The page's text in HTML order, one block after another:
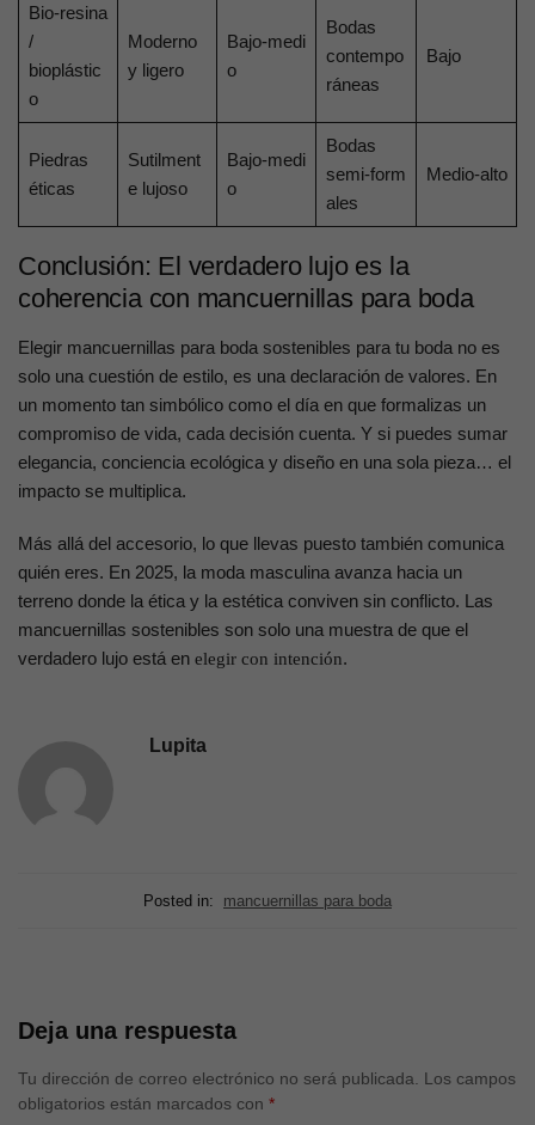
Bio‑resina
/
bioplástic
o
Moderno
y ligero
Bajo‑medi
o
Bodas
contempo
ráneas
Bajo
Piedras
éticas
Sutilment
e lujoso
Bajo‑medi
o
Bodas
semi‑form
ales
Medio‑alto
Conclusión: El verdadero lujo es la
coherencia con mancuernillas para boda
Elegir mancuernillas para boda sostenibles para tu boda no es
solo una cuestión de estilo, es una declaración de valores. En
un momento tan simbólico como el día en que formalizas un
compromiso de vida, cada decisión cuenta. Y si puedes sumar
elegancia, conciencia ecológica y diseño en una sola pieza… el
impacto se multiplica.
Más allá del accesorio, lo que llevas puesto también comunica
quién eres. En 2025, la moda masculina avanza hacia un
terreno donde la ética y la estética conviven sin conflicto. Las
mancuernillas sostenibles son solo una muestra de que el
verdadero lujo está en elegir con intención.
Lupita
Posted in: mancuernillas para boda
Deja una respuesta
Tu dirección de correo electrónico no será publicada.
Los campos
obligatorios están marcados con *